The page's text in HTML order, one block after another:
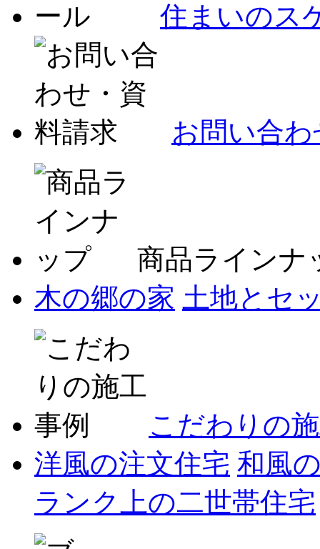
住まいのス
お問い合
商品ラインナ
木の郷の家 土地とセ
こだわりの
洋風の注文住宅 和風
ランク上の二世帯住宅